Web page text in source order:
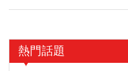
熱門話題